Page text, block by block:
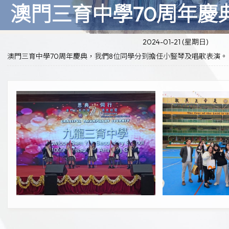
澳門三育中學70周年慶
2024-01-21 (星期日)
澳門三育中學70周年慶典，我們8位同學分到擔任小豎琴及唱歌表演。